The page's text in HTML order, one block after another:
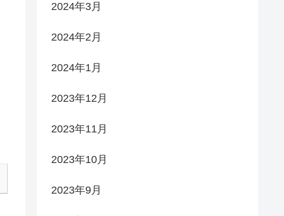
2024年3月
2024年2月
2024年1月
2023年12月
2023年11月
2023年10月
2023年9月